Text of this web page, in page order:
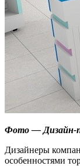
Фото — Дизайн-
Дизайнеры
особенностями